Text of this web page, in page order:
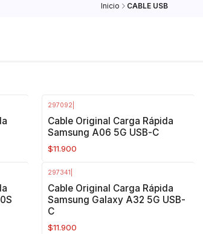
Inicio CABLE USB
297092
Cable Original Carga Rápida
Samsung A06 5G USB-C
$11.900
297341
Cable Original Carga Rápida
Samsung Galaxy A32 5G USB-
C
$11.900